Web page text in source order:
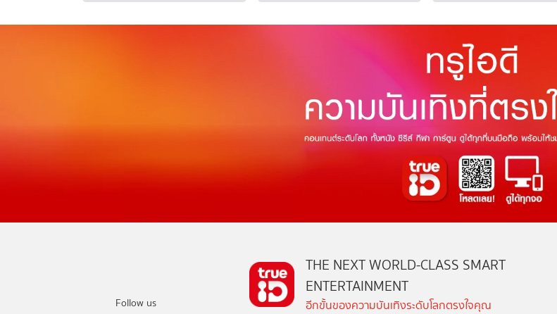
Follow us
THE NEXT WORLD-CLASS SMART
ENTERTAINMENT
อีกขั้นของความบันเทิงระดับโลกตรงใจคุณ